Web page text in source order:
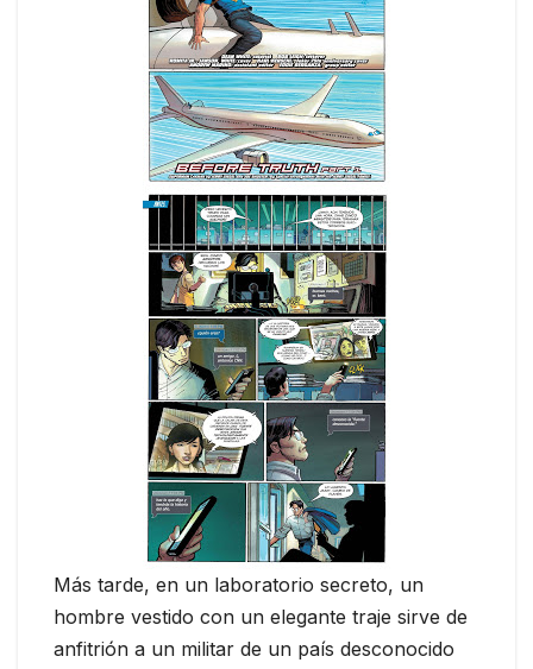
Más tarde, en un laboratorio secreto, un
hombre vestido con un elegante traje sirve de
anfitrión a un militar de un país desconocido